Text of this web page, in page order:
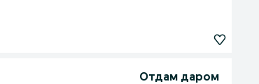
Отдам даром